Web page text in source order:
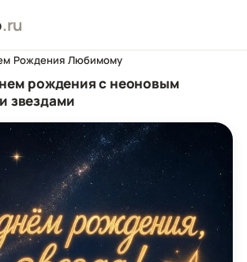
.ru
Рождения Любимому
рождения с неоновым
звездами